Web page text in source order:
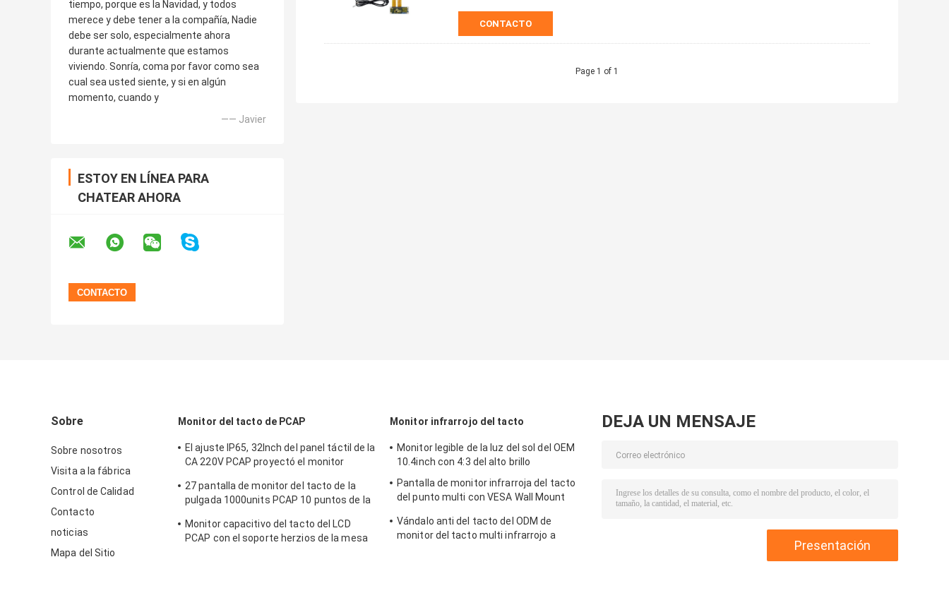
tiempo, porque es la Navidad, y todos
merece y debe tener a la compañía, Nadie
debe ser solo, especialmente ahora
durante actualmente que estamos
viviendo. Sonría, coma por favor como sea
cual sea usted siente, y si en algún
momento, cuando y
—— Javier
ESTOY EN LÍNEA PARA
CHATEAR AHORA
CONTACTO
Page 1 of 1
Sobre
Sobre nosotros
Visita a la fábrica
Control de Calidad
Contacto
noticias
Mapa del Sitio
Monitor del tacto de PCAP
El ajuste IP65, 32Inch del panel táctil de la
CA 220V PCAP proyectó el monitor
27 pantalla de monitor del tacto de la
pulgada 1000units PCAP 10 puntos de la
Monitor capacitivo del tacto del LCD
PCAP con el soporte herzios de la mesa
Monitor infrarrojo del tacto
Monitor legible de la luz del sol del OEM
10.4inch con 4:3 del alto brillo
Pantalla de monitor infrarroja del tacto
del punto multi con VESA Wall Mount
Vándalo anti del tacto del ODM de
monitor del tacto multi infrarrojo a
DEJA UN MENSAJE